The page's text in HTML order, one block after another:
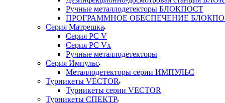
Ручные металлодетекторы БЛОКПОСТ
ПРОГРАММНОЕ ОБЕСПЕЧЕНИЕ
Серия Матрешка
Серия PC V
Серия PC Vx
Ручные металлодетекторы
Серия Импульс
Металлодетекторы серии ИМПУЛЬС
Турникеты VECTOR
Турникеты серии VECTOR
Турникеты СПЕКТР